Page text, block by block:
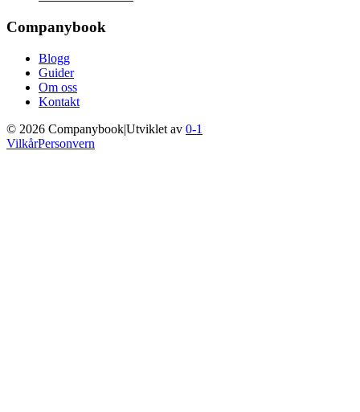
Companybook
Blogg
Guider
Om oss
Kontakt
© 2026 Companybook|Utviklet av 0-1
VilkårPersonvern